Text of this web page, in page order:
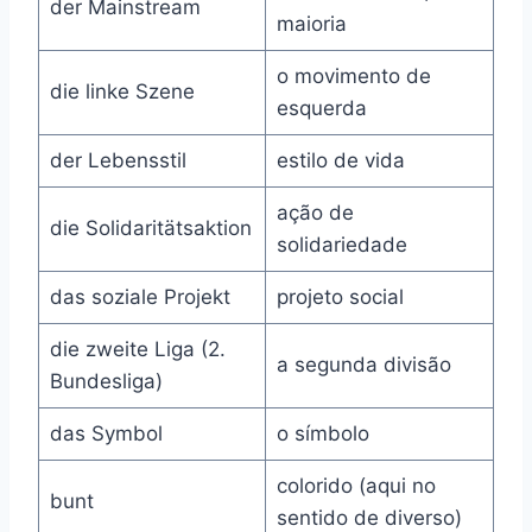
der Mainstream
maioria
die linke Szene
o movimento de
esquerda
der Lebensstil estilo de vida
die Solidaritätsaktion
ação de
solidariedade
das soziale Projekt projeto social
die zweite Liga (2.
Bundesliga)
a segunda divisão
das Symbol o símbolo
bunt
colorido (aqui no
sentido de diverso)